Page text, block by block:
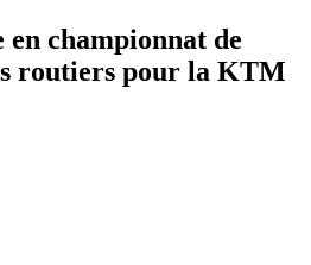
championnat de
routiers pour la KTM